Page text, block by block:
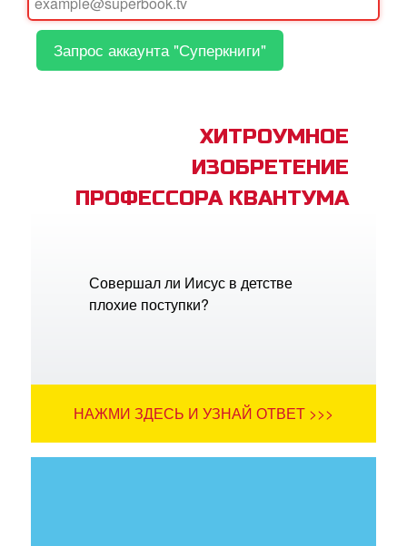
ХИТРОУМНОЕ
ИЗОБРЕТЕНИЕ
ПРОФЕССОРА КВАНТУМА
Совершал ли Иисус в детстве
плохие поступки?
НАЖМИ ЗДЕСЬ И УЗНАЙ ОТВЕТ >>>